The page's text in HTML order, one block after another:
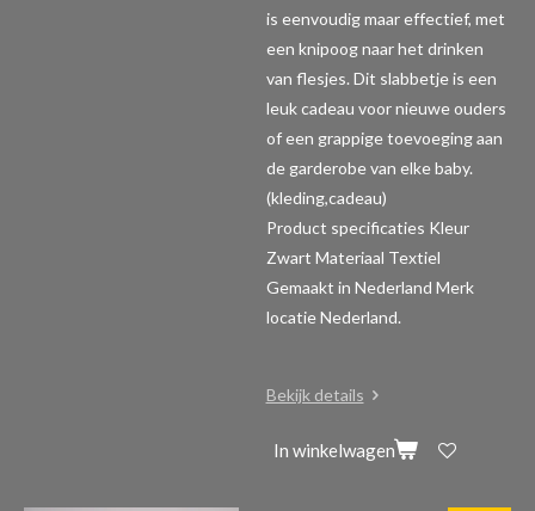
is eenvoudig maar effectief, met
een knipoog naar het drinken
van flesjes. Dit slabbetje is een
leuk cadeau voor nieuwe ouders
of een grappige toevoeging aan
de garderobe van elke baby.
(kleding,cadeau)
Product specificaties Kleur
Zwart Materiaal Textiel
Gemaakt in Nederland Merk
locatie Nederland.
Bekijk details
In winkelwagen